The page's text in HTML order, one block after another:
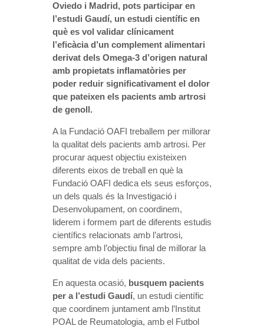
Oviedo i Madrid, pots participar en
l’estudi Gaudí, un estudi científic en
què es vol validar clínicament
l’eficàcia d’un complement alimentari
derivat dels Omega-3 d’origen natural
amb propietats inflamatòries per
poder reduir significativament el dolor
que pateixen els pacients amb artrosi
de genoll.
A la Fundació OAFI treballem per millorar
la qualitat dels pacients amb artrosi. Per
procurar aquest objectiu existeixen
diferents eixos de treball en què la
Fundació OAFI dedica els seus esforços,
un dels quals és la Investigació i
Desenvolupament, on coordinem,
liderem i formem part de diferents estudis
científics relacionats amb l’artrosi,
sempre amb l’objectiu final de millorar la
qualitat de vida dels pacients.
En aquesta ocasió, busquem pacients
per a l’estudi Gaudí, un estudi científic
que coordinem juntament amb l’Institut
POAL de Reumatologia, amb el Futbol